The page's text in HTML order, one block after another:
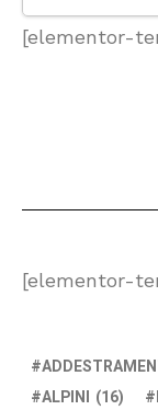
[elementor-
[elementor-
ALPINI (16)